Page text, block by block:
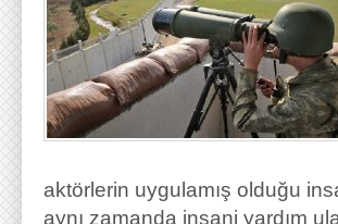
aktörlerin uygulamış olduğu
aynı zamanda insani yardım